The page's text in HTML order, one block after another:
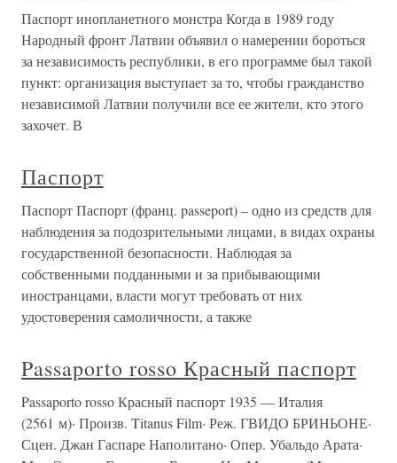
Паспорт инопланетного монстра Когда в 1989 году
Народный фронт Латвии объявил о намерении бороться
за независимость республики, в его программе был такой
пункт: организация выступает за то, чтобы гражданство
независимой Латвии получили все ее жители, кто этого
захочет. В
Паспорт
Паспорт Паспорт (франц. passeport) – одно из средств для
наблюдения за подозрительными лицами, в видах охраны
государственной безопасности. Наблюдая за
собственными подданными и за прибывающими
иностранцами, власти могут требовать от них
удостоверения самоличности, а также
Passaporto rosso Красный паспорт
Passaporto rosso Красный паспорт 1935 — Италия
(2561 м)· Произв. Titanus Film· Реж. ГВИДО БРИНЬОНЕ·
Сцен. Джан Гаспаре Наполитано· Опер. Убальдо Арата·